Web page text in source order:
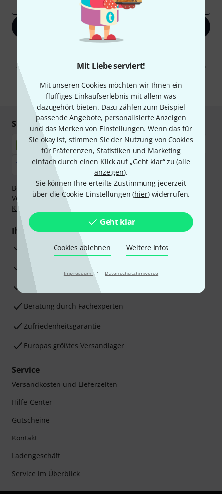
Mit Liebe serviert!
Mit unseren Cookies möchten wir Ihnen ein
fluffiges Einkaufserlebnis mit allem was
dazugehört bieten. Dazu zählen zum Beispiel
passende Angebote, personalisierte Anzeigen
und das Merken von Einstellungen. Wenn das für
Sie okay ist, stimmen Sie der Nutzung von Cookies
für Präferenzen, Statistiken und Marketing
einfach durch einen Klick auf „Geht klar“ zu (alle
anzeigen).
Sie können Ihre erteilte Zustimmung jederzeit
über die Cookie-Einstellungen (hier) widerrufen.
Geht klar
Cookies ablehnen Weitere Infos
Impressum · Datenschutzhinweise
Jetzt anmelden
Abmeldung ist jederzeit möglich. Weitere Informationen finden Sie in
* Pflichtfeld
Sicher einkaufen & bezahlen
Bezahlen Sie vertraulich und sicher per Nachnahme,
Vorkasse, PayPal, Amazon Pay,Klarna Sofort bezahlen
Klarna Ratenzahlung
Ihre Vorteile
3 Jahre Thomann Garantie
30 Tage Money-Back-Garantie
Beratung durch Fachexperten
Zufriedenheitsgarantie
Europas größtes Versandlager
Service
Versandkosten und Lieferzeiten
Hilfe-Center
Gutscheine
Kontakt
Ladengeschäft
Service im Überblick